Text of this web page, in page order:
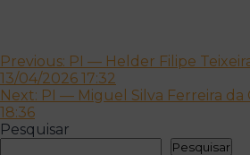
Navegação
de
artigos
Previous: PI — Helder Filipe
13/04/2026 17:32
Next: PI — Miguel Silva Ferreira da
18:36
Pesquisar
Pesquisar